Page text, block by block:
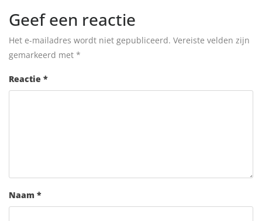
Geef een reactie
Het e-mailadres wordt niet gepubliceerd. Vereiste velden zijn
gemarkeerd met *
Reactie *
Naam *